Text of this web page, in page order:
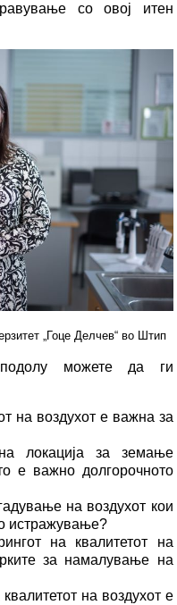
со овој итен
„Гоце Делчев“ во Штип
можете да ги
на воздухот е важна за
локација за земање
е важно долгорочното
на воздухот кои
истражување?
на квалитетот на
за намалување на
на воздухот е